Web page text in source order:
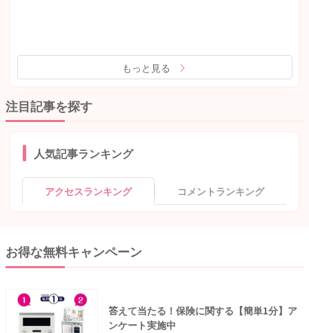
もっと見る
注目記事を探す
人気記事ランキング
アクセスランキング コメントランキング
お得な無料キャンペーン
答えて当たる！保険に関する【簡単1分】ア
ンケート実施中